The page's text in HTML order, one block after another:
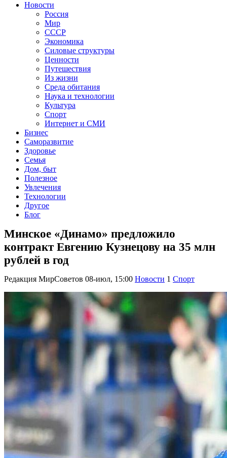
Новости
Россия
Мир
СССР
Экономика
Силовые структуры
Ценности
Путешествия
Из жизни
Среда обитания
Наука и технологии
Культура
Спорт
Интернет и СМИ
Бизнес
Саморазвитие
Здоровье
Семья
Дом, быт
Полезное
Увлечения
Технологии
Другое
Блог
Минское «Динамо» предложило
контракт Евгению Кузнецову на 35 млн
рублей в год
Редакция МирСоветов 08-июл, 15:00 Новости 1 Спорт